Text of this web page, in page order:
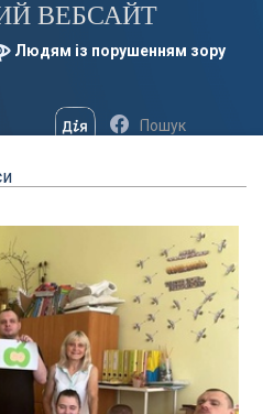
ВЕБСАЙТ
Людям із порушенням зору